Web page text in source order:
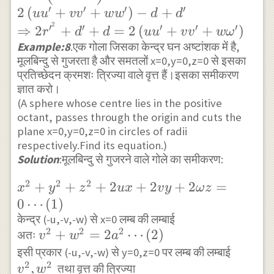
d^{\prime}=0 \\ \Rightarrow
2}+v^{\prime 2}+w^{\prime 2})=2( u
u^{\prime}+ v v^{\prime}+ w
d^{\prime} \\ \Rightarrow
u^{\prime}+v v^{\prime}+w
d+d^{\prime} \\ \Rightarrow 2
^{2}}+d^{\prime} +d=2\left(u
v^{\prime}+w \omega^{\prime }\right)
2 (uu′ + vv′ + ww′) − d + d′
⇒ 2r′2 + d′ + d = 2 (uu′ + vv′ + wω′ )
Example:8.एक गोला जिसका केन्द्र घन अष्टांशक में है,
मूलबिन्दु से गुजरता है और समतलों x=0,y=0,z=0 से इसका
प्रतिच्छेदन क्रमशः त्रिज्या वाले वृत्त हैं।इसका समीकरण
ज्ञात करो।
(A sphere whose centre lies in the positive
octant, passes through the origin and cuts the
plane x=0,y=0,z=0 in circles of radii
respectively.Find its equation.)
Solution:मूलबिन्दु से गुजरने वाले गोले का समीकरण:
x^{2}+y^{2}+z^{2}+2u
x+2 v y+2 \omega z=0
\cdots(1)
x2 + y2 + z2 + 2ux + 2vy + 2ωz =
0 ⋯ (1)
केन्द्र (-u,-v,-w) से x=0 लम्ब की लम्बाई
अतः v^{2}+w^{2}=2
a^{2} \cdots(2)
v2 + w2 = 2a2 ⋯ (2)
इसी प्रकार (-u,-v,-w) से y=0,z=0 पर लम्ब की लम्बाई
v2, w2 तथा वृत्त की त्रिज्या